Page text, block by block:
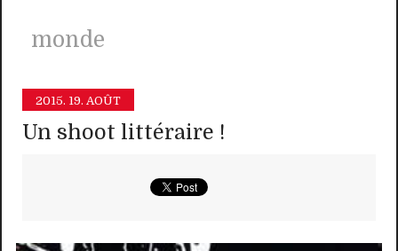
monde
2015. 19. AOÛT
Un shoot littéraire !